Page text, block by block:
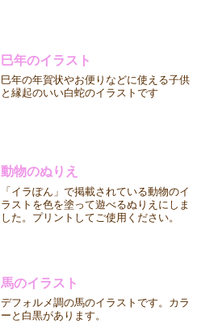
巳年のイラスト
巳年の年賀状やお便りなどに使える子供
と縁起のいい白蛇のイラストです
動物のぬりえ
「イラぽん」で掲載されている動物のイ
ラストを色を塗って遊べるぬりえにしま
した。プリントしてご使用ください。
馬のイラスト
デフォルメ調の馬のイラストです。カラ
ーと白黒があります。